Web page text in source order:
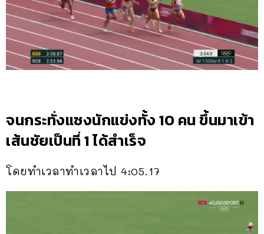
จนกระทั่งแซงนักแข่งทั้ง 10 คน ขึ้นมาเข้า
เส้นชัยเป็นที่ 1 ได้สำเร็จ
โดยทำเวลาทำเวลาไป 4:05.17